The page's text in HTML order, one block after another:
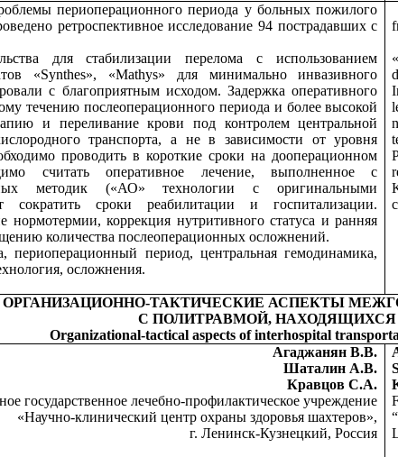
периоперационного периода у больных пожилого
ретроспективное исследование 94 пострадавших с
для стабилизации перелома с использованием
«Synthes», «Mathys» для минимально инвазивного
с благоприятным исходом. Задержка оперативного
течению послеоперационного периода и более высокой
и переливание крови под контролем центральной
транспорта, а не в зависимости от уровня
проводить в короткие сроки на дооперационном
считать оперативное лечение, выполненное с
методик («АО» технологии с оригинальными
сократить сроки реабилитации и госпитализации.
нормотермии, коррекция нутритивного статуса и ранняя
количества послеоперационных осложнений.
периоперационный период, центральная гемодинамика,
осложнения.
ОРГАНИЗАЦИОННО-ТАКТИЧЕСКИЕ АСПЕКТЫ
С ПОЛИТРАВМОЙ,
Organizational-tactical aspects of interhospital
Агаджанян В.В.
Шаталин А.В.
Кравцов С.А.
государственное лечебно-профилактическое учреждение
«Научно-клинический центр охраны здоровья шахтеров»,
г. Ленинск-Кузнецкий, Россия